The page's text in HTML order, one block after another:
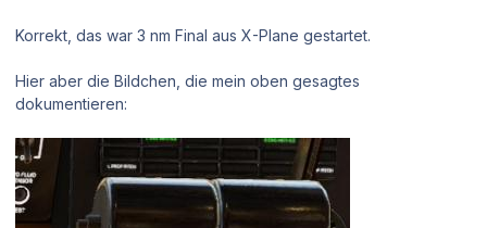
Korrekt, das war 3 nm Final aus X-Plane gestartet.
Hier aber die Bildchen, die mein oben gesagtes
dokumentieren: